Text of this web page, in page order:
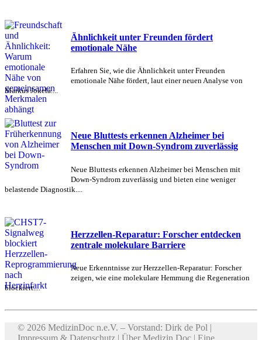
Ähnlichkeit unter Freunden fördert
emotionale Nähe
Erfahren Sie, wie die Ähnlichkeit unter Freunden
emotionale Nähe fördert, laut einer neuen Analyse von
Markus Jokela....
Neue Bluttests erkennen Alzheimer bei
Menschen mit Down-Syndrom zuverlässig
Neue Bluttests erkennen Alzheimer bei Menschen mit
Down-Syndrom zuverlässig und bieten eine weniger
belastende Diagnostik....
Herzzellen-Reparatur: Forscher entdecken
zentrale molekulare Barriere
Neue Erkenntnisse zur Herzzellen-Reparatur: Forscher
zeigen, wie eine molekulare Hemmung die Regeneration
blockiert....
© 2026 MedizinDoc n.e.V. – Vorstand: Dirk de Pol |